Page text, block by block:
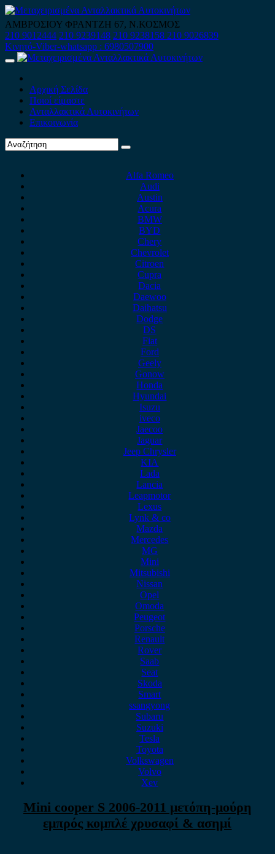
Skip
to
content
ΑΜΒΡΟΣΙΟΥ ΦΡΑΝΤΖΗ 67, Ν.ΚΟΣΜΟΣ
210 9012444 210 9239148 210 9238158 210 9026839
Κινητό-Viber-whatsapp : 6980507900
Primary
Αρχική Σελίδα
Ποιοί είμαστε
Ανταλλακτικά Αυτοκινήτων
Επικοινωνία
Alfa Romeo
Audi
Austin
Acura
BMW
BYD
Chery
Chevrolet
Citroen
Cupra
Dacia
Daewoo
Daihatsu
Dodge
DS
Fiat
Ford
Geely
Gonow
Honda
Hyundai
Isuzu
iveco
Jaecoo
Jaguar
Jeep Chrysler
KIA
Lada
Lancia
Leapmotor
Lexus
Lynk & co
Mazda
Mercedes
MG
Mini
Mitsubishi
Nissan
Opel
Omoda
Peugeot
Porsche
Renault
Rover
Saab
Seat
Skoda
Smart
ssangyong
Subaru
Suzuki
Tesla
Toyota
Volkswagen
Volvo
Xev
Mini cooper S 2006-2011 μετόπη-μούρη
εμπρός κομπλέ χρυσαφί & ασημί